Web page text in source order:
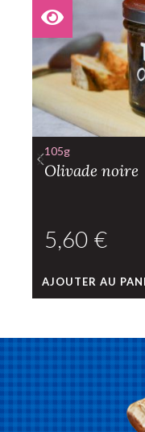
105g
Olivade noire
€
AJOUTER AU